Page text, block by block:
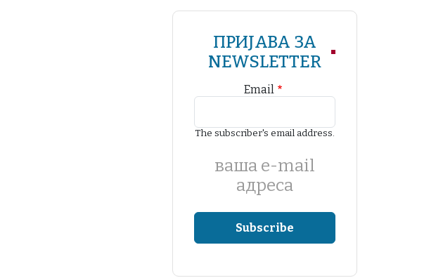
ПРИЈАВА ЗА
NEWSLETTER
Email
The subscriber's email address.
ваша е-mail
адреса